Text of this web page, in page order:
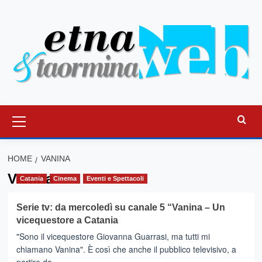
principale
HOME VANINA
Vanina
Catania Cinema Eventi e Spettacoli
Serie tv: da mercoledì su canale 5 “Vanina – Un
vicequestore a Catania
"Sono il vicequestore Giovanna Guarrasi, ma tutti mi
chiamano Vanina". È così che anche il pubblico televisivo, a